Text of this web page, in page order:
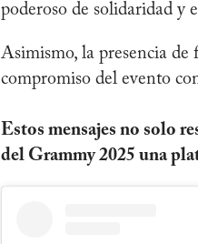
poderoso de solidaridad y
Asimismo, la presencia
compromiso del evento
Estos mensajes no solo
del Grammy 2025 una